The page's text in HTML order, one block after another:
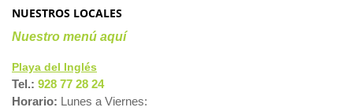
NUESTROS LOCALES
Nuestro menú aquí
Playa del Inglés
Tel.: 928 77 28 24
Horario: Lunes a Viernes: